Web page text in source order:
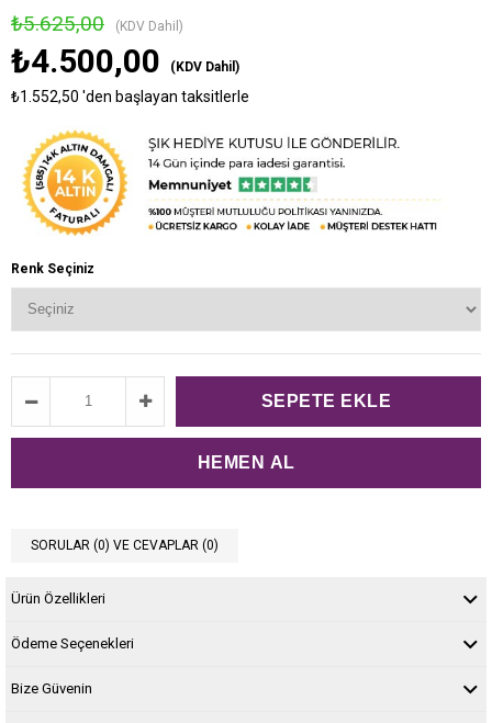
₺5.625,00 (KDV Dahil)
₺4.500,00 (KDV Dahil)
₺1.552,50 'den başlayan taksitlerle
Renk Seçiniz
SORULAR (0) VE CEVAPLAR (0)
Ürün Özellikleri
Ödeme Seçenekleri
Bize Güvenin